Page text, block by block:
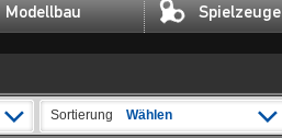
Modellbau Spielzeuge
Sortierung Wählen